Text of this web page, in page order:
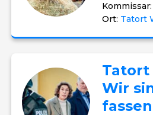
Kommissar:
Ort: Tatort
Tatort
Wir